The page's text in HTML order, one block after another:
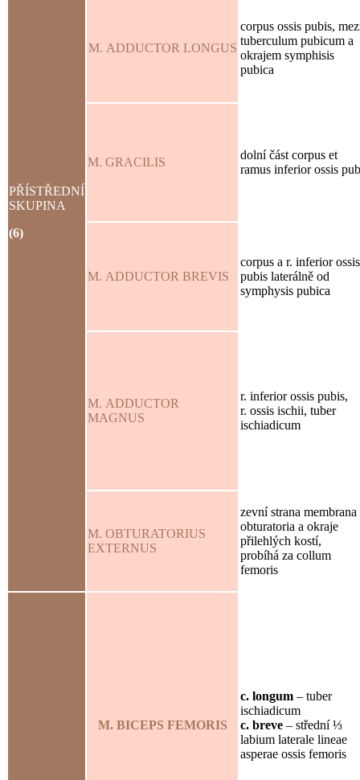
PŘÍSTŘEDNÍ
SKUPINA
(6)
M. ADDUCTOR LONGUS
corpus ossis pubis,
tuberculum pubicum a
okrajem symphisis
pubica
M. GRACILIS
dolní část corpus et
ramus inferior ossis
M. ADDUCTOR BREVIS
corpus a r. inferior ossis
pubis laterálně od
symphysis pubica
M. ADDUCTOR
MAGNUS
r. inferior ossis pubis,
r. ossis ischii, tuber
ischiadicum
M. OBTURATORIUS
EXTERNUS
zevní strana membrana
obturatoria a okraje
přilehlých kostí,
probíhá za collum
femoris
M. BICEPS FEMORIS
c. longum – tuber
ischiadicum
c. breve – střední ⅓
labium laterale lineae
asperae ossis femoris